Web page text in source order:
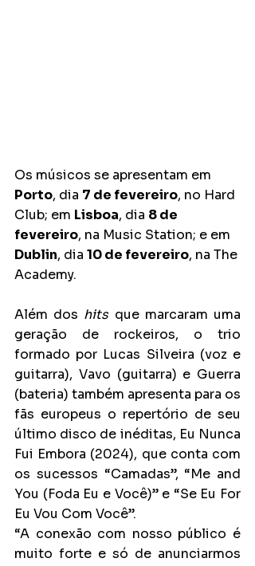
Os músicos se apresentam em
Porto, dia 7 de fevereiro, no Hard
Club; em Lisboa, dia 8 de
fevereiro, na Music Station; e em
Dublin, dia 10 de fevereiro, na The
Academy.
Além dos hits que marcaram uma
geração de rockeiros, o trio
formado por Lucas Silveira (voz e
guitarra), Vavo (guitarra) e Guerra
(bateria) também apresenta para os
fãs europeus o repertório de seu
último disco de inéditas, Eu Nunca
Fui Embora (2024), que conta com
os sucessos “Camadas”, “Me and
You (Foda Eu e Você)” e “Se Eu For
Eu Vou Com Você”.
“A conexão com nosso público é
muito forte e só de anunciarmos